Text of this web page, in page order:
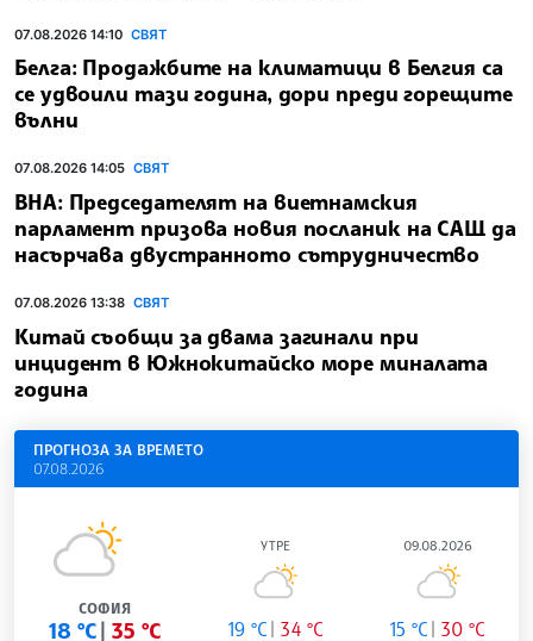
07.08.2026 14:10 СВЯТ
Белга: Продажбите на климатици в Белгия са
се удвоили тази година, дори преди горещите
вълни
07.08.2026 14:05 СВЯТ
ВНА: Председателят на виетнамския
парламент призова новия посланик на САЩ да
насърчава двустранното сътрудничество
07.08.2026 13:38 СВЯТ
Китай съобщи за двама загинали при
инцидент в Южнокитайско море миналата
година
ПРОГНОЗА ЗА ВРЕМЕТО
07.08.2026
СОФИЯ
18 °C 35 °C
УТРЕ
19 °C 34 °C
09.08.2026
15 °C 30 °C